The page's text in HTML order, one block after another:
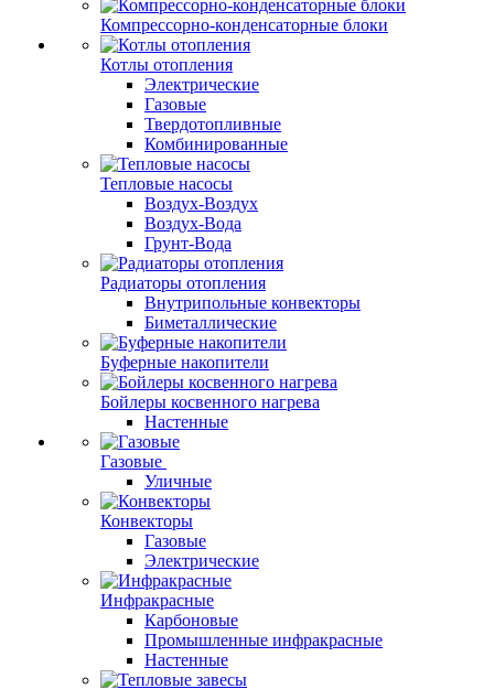
Компрессорно-конденсаторные блоки
Котлы отопления
Электрические
Газовые
Твердотопливные
Комбинированные
Тепловые насосы
Воздух-Воздух
Воздух-Вода
Грунт-Вода
Радиаторы отопления
Внутрипольные конвекторы
Биметаллические
Буферные накопители
Бойлеры косвенного нагрева
Настенные
Газовые
Уличные
Конвекторы
Газовые
Электрические
Инфракрасные
Карбоновые
Промышленные инфракрасные
Настенные